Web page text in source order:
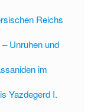
Reichs
Unruhen und
im
Yazdegerd I.